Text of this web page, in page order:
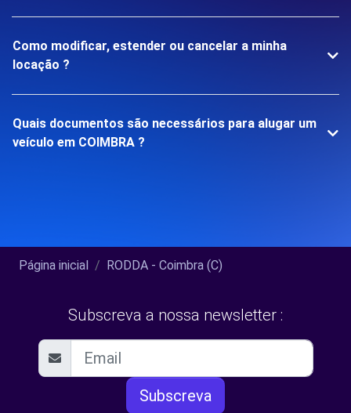
Como modificar, estender ou cancelar a minha
locação ?
Quais documentos são necessários para alugar um
veículo em COIMBRA ?
Página inicial RODDA - Coimbra (C)
Subscreva a nossa newsletter :
Subscreva